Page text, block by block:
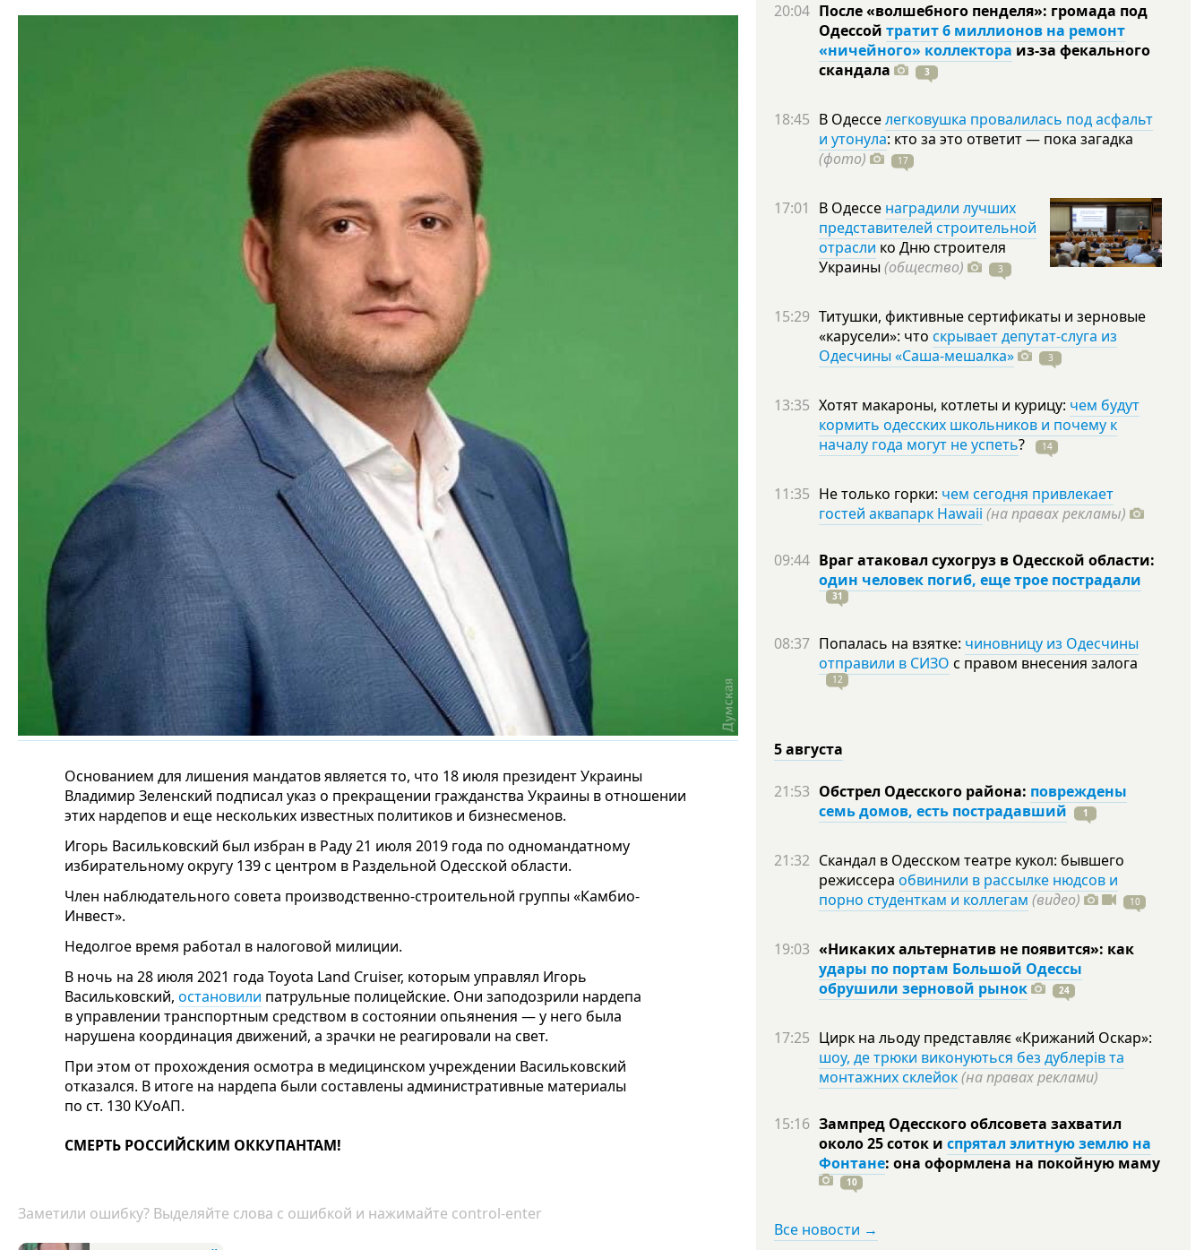
Основанием для лишения мандатов является то, что 18 июля президент Украины
Владимир Зеленский подписал указ о прекращении гражданства Украины в отношении
этих нардепов и еще нескольких известных политиков и бизнесменов.
Игорь Васильковский был избран в Раду 21 июля 2019 года по одномандатному
избирательному округу 139 с центром в Раздельной Одесской области.
Член наблюдательного совета производственно-строительной группы «Камбио-
Инвест».
Недолгое время работал в налоговой милиции.
В ночь на 28 июля 2021 года Toyota Land Cruiser, которым управлял Игорь
Васильковский, остановили патрульные полицейские. Они заподозрили нардепа
в управлении транспортным средством в состоянии опьянения — у него была
нарушена координация движений, а зрачки не реагировали на свет.
При этом от прохождения осмотра в медицинском учреждении Васильковский
отказался. В итоге на нардепа были составлены административные материалы
по ст. 130 КУоАП.
СМЕРТЬ РОССИЙСКИМ ОККУПАНТАМ!
Заметили ошибку? Выделяйте слова с ошибкой и нажимайте control-enter
20:04 После «волшебного пенделя»: громада под
Одессой тратит 6 миллионов на ремонт
«ничейного» коллектора из-за фекального
скандала
3
18:45 В Одесселегковушка провалилась под асфальт
и утонула: кто за это ответит — пока загадка
(фото)
17
17:01 В Одессе наградили лучших
представителей строительной
отрасли ко Дню строителя
Украины (общество) 3
15:29 Титушки, фиктивные сертификаты и зерновые
«карусели»: что скрывает депутат-слуга из
Одесчины «Саша-мешалка»
3
13:35 Хотят макароны, котлеты и курицу: чем будут
кормить одесских школьников и почему к
началу года могут не успеть? 14
11:35 Не только горки: чем сегодня привлекает
гостей аквапарк Hawaii (на правах рекламы)
09:44 Враг атаковал сухогруз в Одесской области:
один человек погиб, еще трое пострадали
31
08:37 Попалась на взятке: чиновницу из Одесчины
отправили в СИЗО с правом внесения залога
12
5 августа
21:53 Обстрел Одесского района: повреждены
семь домов, есть пострадавший
1
21:32 Скандал в Одесском театре кукол: бывшего
режиссера обвинили в рассылке нюдсов и
порно студенткам и коллегам (видео) 10
19:03 «Никаких альтернатив не появится»: как
удары по портам Большой Одессы
обрушили зерновой рынок
24
17:25 Цирк на льоду представляє «Крижаний Оскар»:
шоу, де трюки виконуються без дублерів та
монтажних склейок(на правах реклами)
15:16 Зампред Одесского облсовета захватил
около 25 соток и спрятал элитную землю на
Фонтане: она оформлена на покойную маму
10
Все новости →